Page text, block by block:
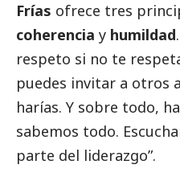
Frías ofrece tres
coherencia y humildad
respeto si no te
puedes invitar a otros
harías. Y sobre todo,
sabemos todo.
parte del liderazgo”.